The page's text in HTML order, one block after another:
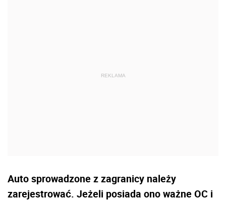
Auto sprowadzone z zagranicy należy
zarejestrować. Jeżeli posiada ono ważne OC i